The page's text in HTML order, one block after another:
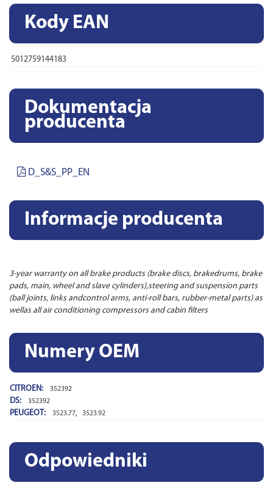
Kody EAN
5012759144183
Dokumentacja
producenta
D_S&S_PP_EN
Informacje producenta
3-year warranty on all brake products (brake discs, brakedrums, brake
pads, main, wheel and slave cylinders),steering and suspension parts
(ball joints, links andcontrol arms, anti-roll bars, rubber-metal parts) as
wellas all air conditioning compressors and cabin filters
Numery OEM
CITROEN: 352392
DS: 352392
PEUGEOT: 3523.77, 3523.92
Odpowiedniki